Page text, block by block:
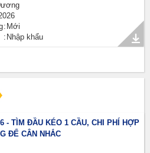
Mới
Nhập khẩu
- TÌM ĐẦU KÉO 1 CẦU, CHI PHÍ HỢP
ĐỂ CÂN NHẮC